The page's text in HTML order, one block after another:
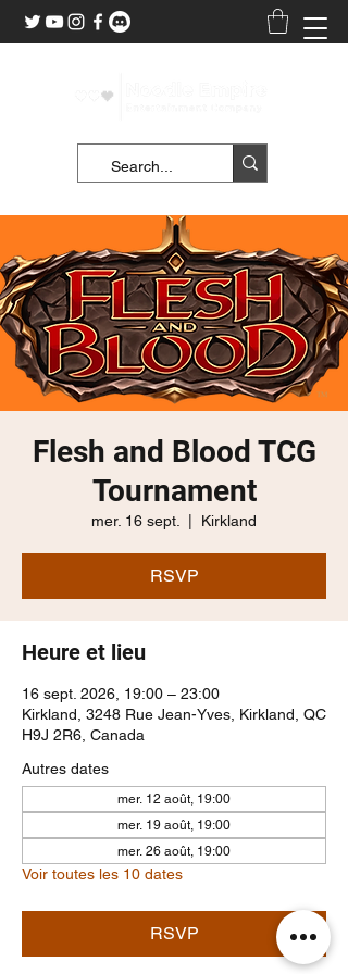
Flesh and Blood TCG
Tournament
mer. 16 sept. Kirkland
RSVP
Heure et lieu
16 sept. 2026, 19:00 – 23:00
Kirkland, 3248 Rue Jean-Yves, Kirkland, QC
H9J 2R6, Canada
Autres dates
mer. 12 août, 19:00
mer. 19 août, 19:00
mer. 26 août, 19:00
Voir toutes les 10 dates
RSVP